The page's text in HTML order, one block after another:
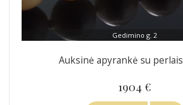
Gedimino g. 2
Auksinė apyrankė su perlais
1904 €